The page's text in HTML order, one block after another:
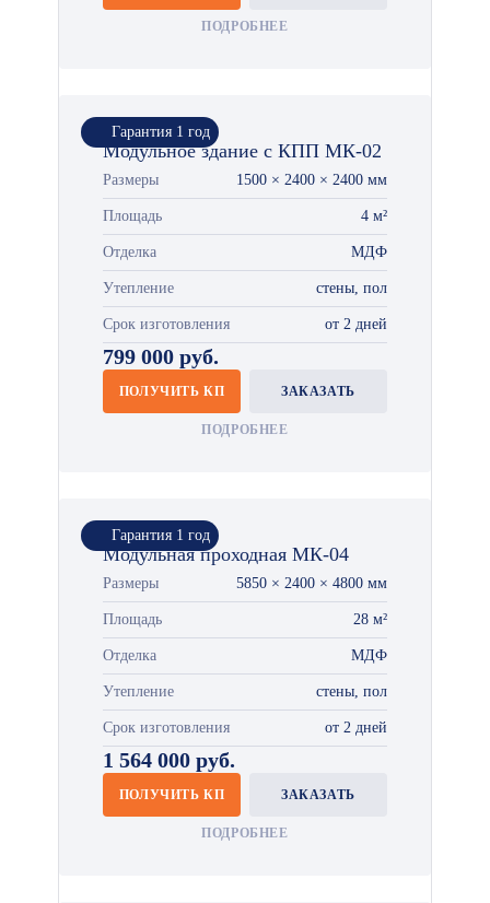
ПОДРОБНЕЕ
Гарантия 1 год
Модульное здание с КПП МК-02
Размеры 1500 × 2400 × 2400 мм
Площадь 4 м²
Отделка МДФ
Утепление стены, пол
Срок изготовления от 2 дней
799 000 руб.
ПОЛУЧИТЬ КП ЗАКАЗАТЬ
ПОДРОБНЕЕ
Гарантия 1 год
Модульная проходная МК-04
Размеры 5850 × 2400 × 4800 мм
Площадь 28 м²
Отделка МДФ
Утепление стены, пол
Срок изготовления от 2 дней
1 564 000 руб.
ПОЛУЧИТЬ КП ЗАКАЗАТЬ
ПОДРОБНЕЕ